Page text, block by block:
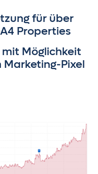
für über
Properties
Möglichkeit
Pixel